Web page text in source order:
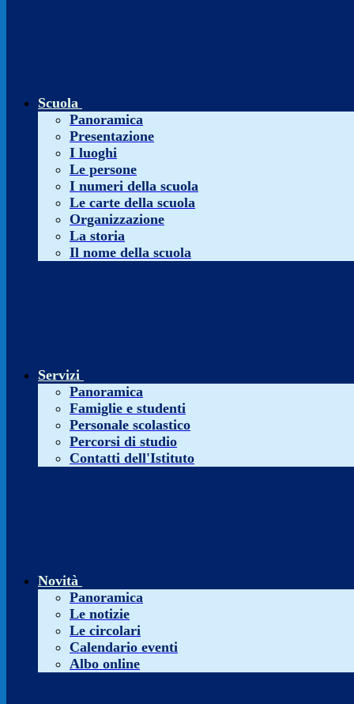
Scuola
Panoramica
Presentazione
I luoghi
Le persone
I numeri della scuola
Le carte della scuola
Organizzazione
La storia
Il nome della scuola
Servizi
Panoramica
Famiglie e studenti
Personale scolastico
Percorsi di studio
Contatti dell'Istituto
Novità
Panoramica
Le notizie
Le circolari
Calendario eventi
Albo online